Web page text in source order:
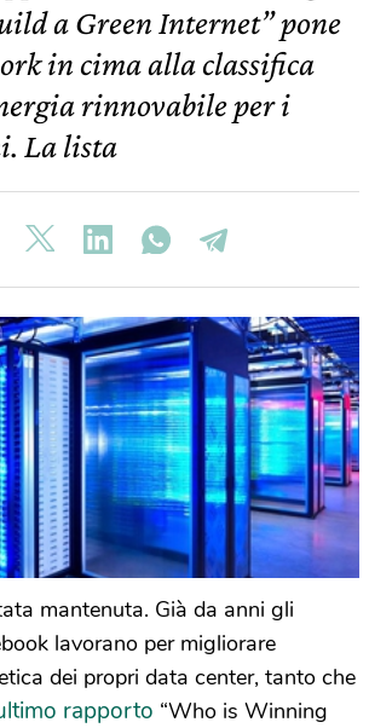
a Green Internet” pone
in cima alla classifica
rinnovabile per i
La lista
mantenuta. Già da anni gli
lavorano per migliorare
dei propri data center, tanto che
rapporto “Who is Winning